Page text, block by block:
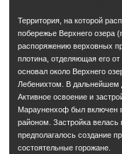
Территория, на которой
побережье Верхнего озера
распоряжению верховных
плотина, отделяющая его
основал около Верхнего
Лебенихтом. В дальнейшем
Активное освоение и
Марауненхоф был включен
районом. Застройка велась
предполагалось создание
состоятельные горожане.